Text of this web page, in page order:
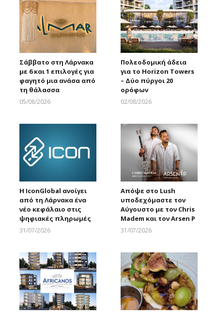
Σάββατο στη Λάρνακα
με 6 και 1 επιλογές για
φαγητό μια ανάσα από
τη θάλασσα
05/08/2026
Πολεοδομική άδεια
για το Horizon Towers
– Δύο πύργοι 20
ορόφων
02/08/2026
Η IconGlobal ανοίγει
από τη Λάρνακα ένα
νέο κεφάλαιο στις
ψηφιακές πληρωμές
31/07/2026
Απόψε στο Lush
υποδεχόμαστε τον
Αύγουστο με τον Chris
Madem και τον Arsen P
31/07/2026